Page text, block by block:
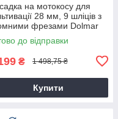
на мотокосу для
28 мм, 9 шліців з
фрезами Dolmar
до відправки
₴ 1 498,75 ₴
Купити